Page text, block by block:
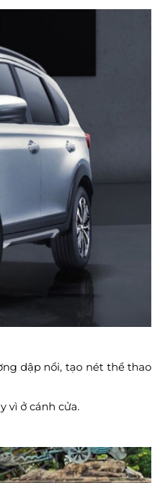
dập nổi, tạo nét thể thao
vì ở cánh cửa.